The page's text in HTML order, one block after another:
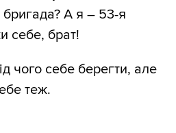
бригада? А я – 53-я
себе, брат!
чого себе берегти, але
теж.